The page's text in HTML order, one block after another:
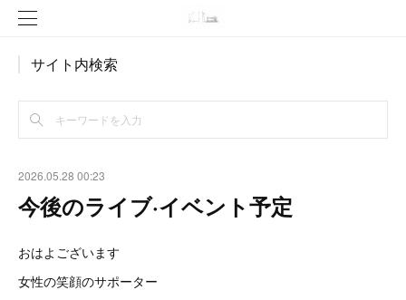
サイト内検索
2026.05.28 00:23
今後のライブ·イベント予定
おはよございます
女性の笑顔のサポーター